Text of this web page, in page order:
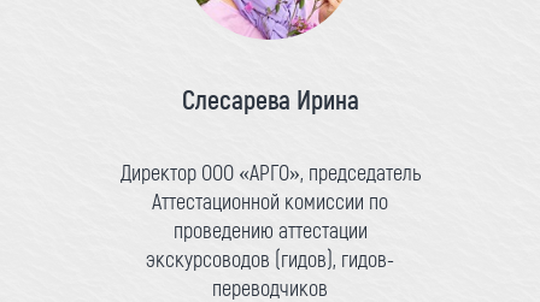
Слесарева Ирина
Директор ООО «АРГО», председатель
Аттестационной комиссии по
проведению аттестации
экскурсоводов (гидов), гидов-
переводчиков